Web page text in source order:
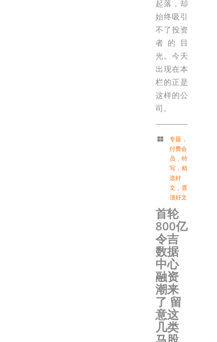
起落，却
始终吸引
不了投资
者的目
光。今天
出现在本
栏的正是
这样的公
司。
专题 ，
付费会
员 ， 特
写 ， 精
选好
文 ， 置
顶好文
首轮
800亿
令吉
数据
中心
融资
潮来
了 留
意这
几类